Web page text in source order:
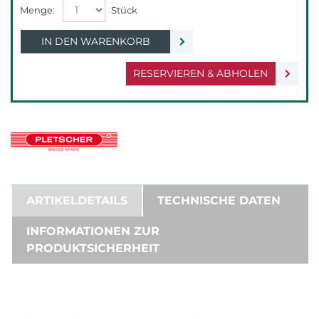
RESERVIEREN & ABHOLEN
IN DEN WARENKORB
ARTIKELDETAILS TECHNISCHE DATEN
INFORMATIONEN ZUR
PRODUKTSICHERHEIT